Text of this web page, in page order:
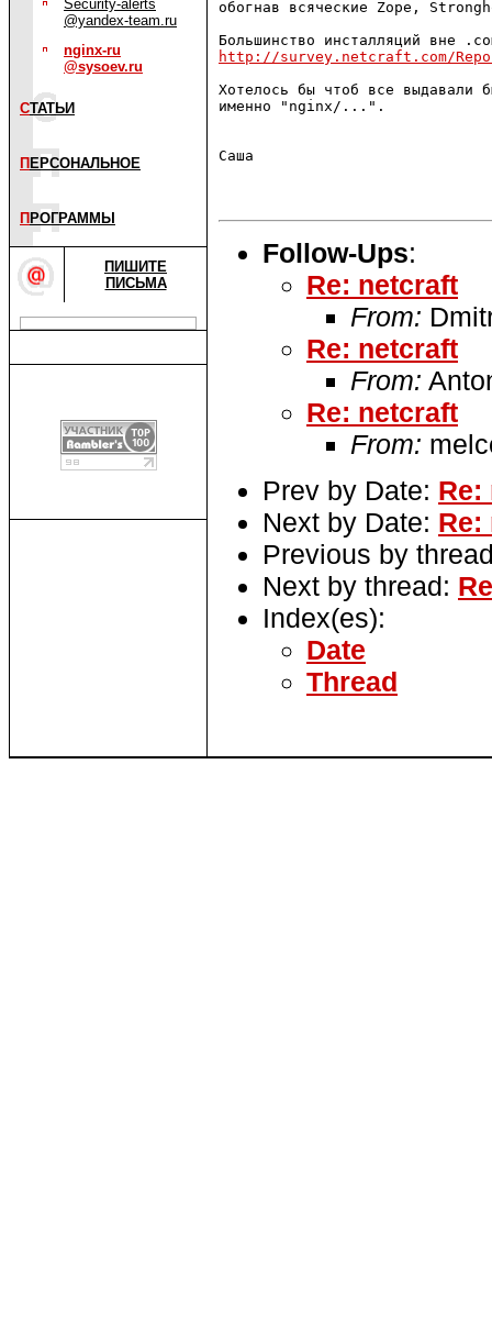
Security-alerts
@yandex-team.ru
nginx-ru
@sysoev.ru
СТАТЬИ
П ЕРСОНАЛЬНОЕ
П РОГРАММЫ
ПИШИТЕ
ПИСЬМА
обогнав всяческие Zope,
http://survey.netcraft.com/
Хотелось бы чтоб все выдавали
именно "nginx/...".
Саша
Follow-Ups:
Re: netcraft
From:
Re: netcraft
From:
Re: netcraft
From:
Prev by Date: Re:
Next by Date: Re:
Previous by
Next by thread:
Index(es):
Date
Thread